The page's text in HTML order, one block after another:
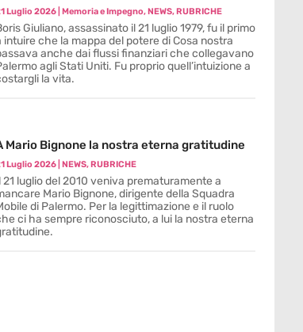
Luglio 2026| Memoria e Impegno,NEWS,RUBRICHE
Giuliano, assassinato il 21 luglio 1979, fu il primo
intuire che la mappa del potere di Cosa nostra
anche dai flussi finanziari che collegavano
agli Stati Uniti. Fu proprio quell’intuizione a
la vita.
Mario Bignone la nostra eterna gratitudine
Luglio 2026| NEWS,RUBRICHE
21 luglio del 2010 veniva prematuramente a
Mario Bignone, dirigente della Squadra
di Palermo. Per la legittimazione e il ruolo
ci ha sempre riconosciuto, a lui la nostra eterna